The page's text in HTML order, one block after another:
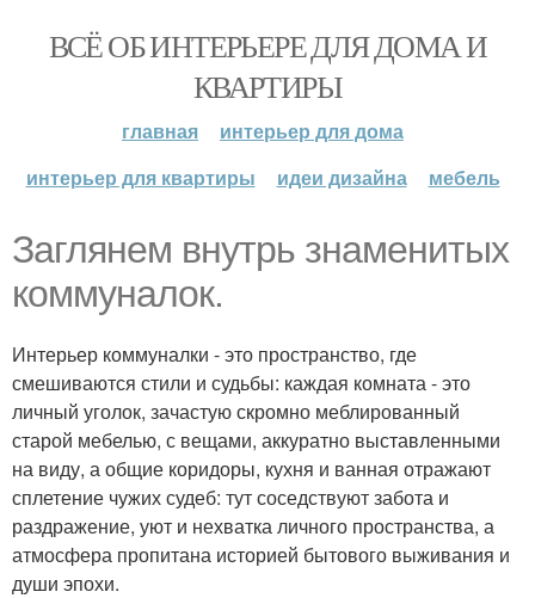
ВСЁ ОБ ИНТЕРЬЕРЕ ДЛЯ ДОМА И
КВАРТИРЫ
главная
интерьер для дома
интерьер для квартиры
идеи дизайна мебель
Заглянем внутрь знаменитых
коммуналок.
Интерьер коммуналки - это пространство, где
смешиваются стили и судьбы: каждая комната - это
личный уголок, зачастую скромно меблированный
старой мебелью, с вещами, аккуратно выставленными
на виду, а общие коридоры, кухня и ванная отражают
сплетение чужих судеб: тут соседствуют забота и
раздражение, уют и нехватка личного пространства, а
атмосфера пропитана историей бытового выживания и
души эпохи.